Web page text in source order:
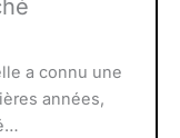
a connu une
années,